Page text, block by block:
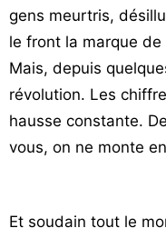
gens meurtris,
le front la marque
Mais, depuis
révolution. Les
hausse constante.
vous, on ne monte
Et soudain tout le